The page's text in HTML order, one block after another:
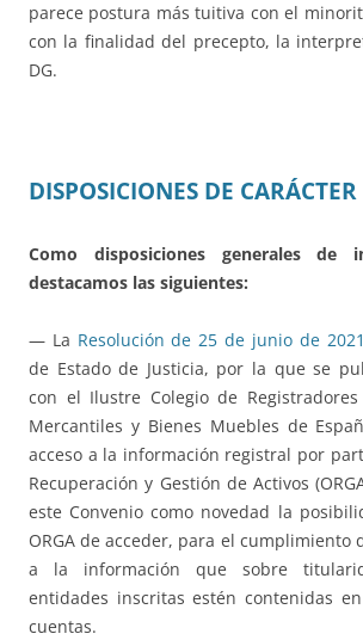
parece postura más tuitiva con el
con la finalidad del precepto, la
DG.
DISPOSICIONES DE
Como disposiciones generales de
destacamos las siguientes:
— La Resolución de 25 de junio de 2021
de Estado de Justicia, por la que se
con el Ilustre Colegio de
Mercantiles y Bienes Muebles de
acceso a la información registral por
Recuperación y Gestión de Activos
este Convenio como novedad la
ORGA de acceder, para el cumplimiento
a la información que sobre
entidades inscritas estén contenidas
cuentas.